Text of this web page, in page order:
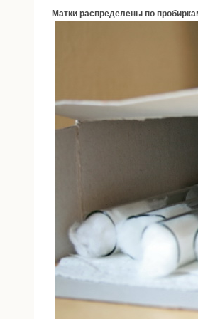
Матки распределены по